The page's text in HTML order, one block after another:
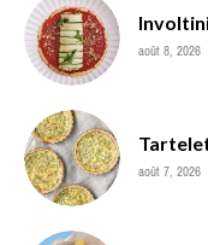
août 8, 2026
août 7, 2026